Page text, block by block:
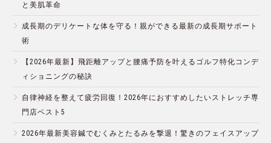
と美肌革命
成長期のデリケートな体を守る！親ができる最新の成長期サポート
術
【2026年最新】飛距離アップと腰痛予防を叶えるゴルフ特化コンデ
ィショニングの秘訣
自律神経を整えて疲労回復！2026年におすすめしたいストレッチ専
門店ベスト5
2026年最新美容鍼でむくみとたるみを撃退！驚きのフェイスアップ